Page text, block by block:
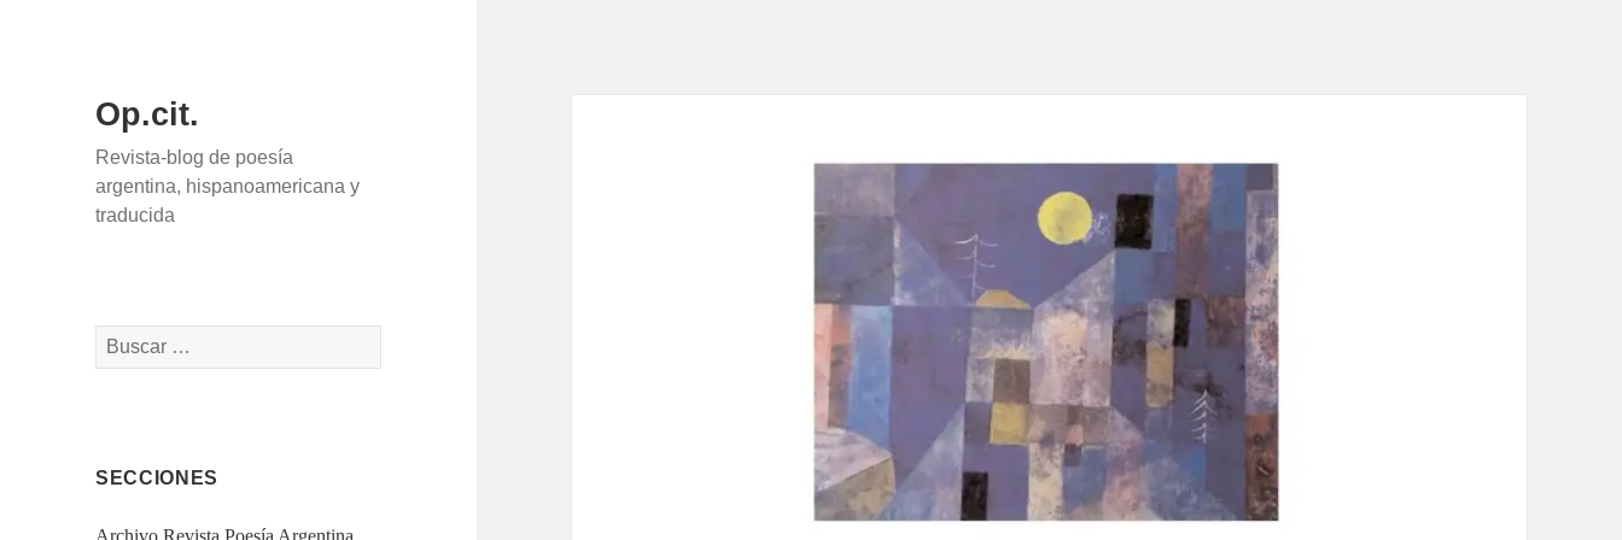
Op.cit.
Revista-blog de poesía
argentina, hispanoamericana y
traducida
Buscar:
SECCIONES